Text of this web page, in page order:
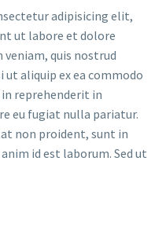
adipisicing elit,
ut labore et dolore
veniam, quis nostrud
aliquip ex ea commodo
reprehenderit in
eu fugiat nulla pariatur.
non proident, sunt in
id est laborum. Sed ut